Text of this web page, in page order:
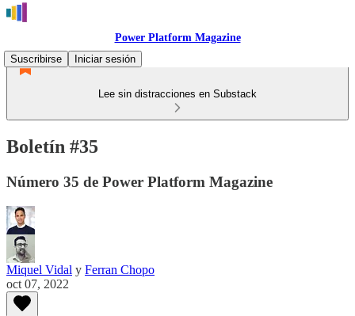
Power Platform Magazine
Suscribirse
Iniciar sesión
Lee sin distracciones en Substack
Boletín #35
Número 35 de Power Platform Magazine
Miquel Vidal y Ferran Chopo
oct 07, 2022